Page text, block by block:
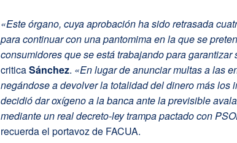
«Este órgano, cuya aprobación ha sido retrasada
para continuar con una pantomima en la que se
consumidores que se está trabajando para garantizar
criticaSánchez. «En lugar de anunciar multas a las
negándose a devolver la totalidad del dinero más los
decidió dar oxígeno a la banca ante la previsible
mediante un real decreto-ley trampa pactado con
recuerda el portavoz de FACUA.